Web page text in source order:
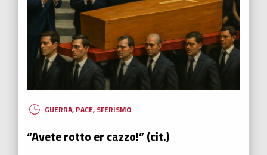
GUERRA, PACE, SFERISMO
“Avete rotto er cazzo!” (cit.)